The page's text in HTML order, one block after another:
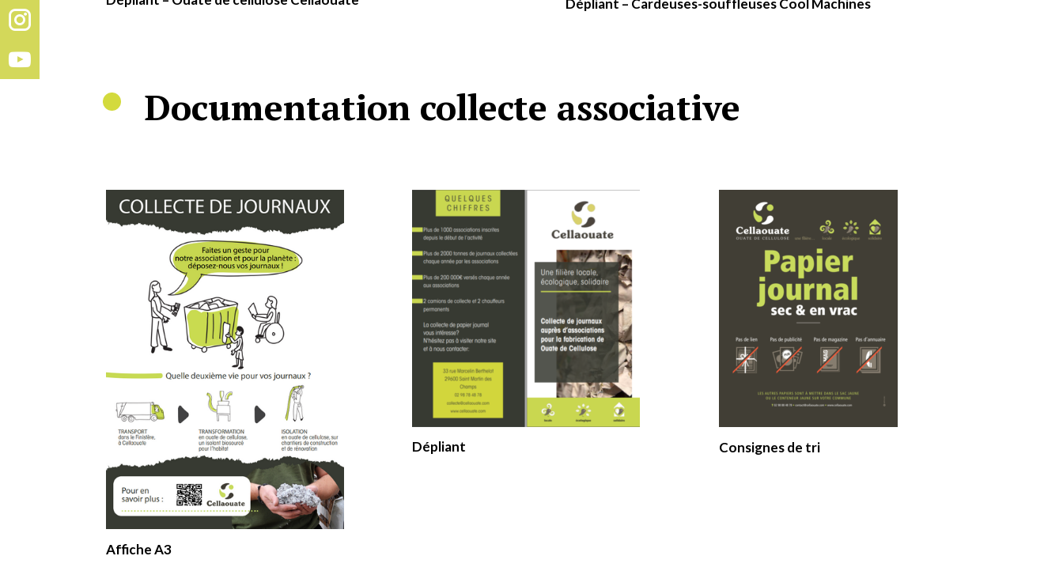
Dépliant – Cardeuses-souffleuses Cool Machines
Documentation collecte associative
Affiche A3
Dépliant Consignes de tri